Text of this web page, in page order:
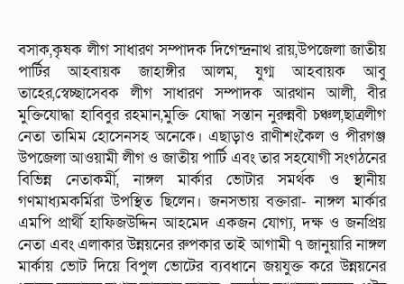
বসাক,কৃষক লীগ সাধারণ সম্পাদক দিগেন্দ্রনাথ রায়,উপজেলা জাতীয়
পার্টির আহবায়ক জাহাঙ্গীর আলম, যুগ্ম আহবায়ক আবু
তাহের,স্বেচ্ছাসেবক লীগ সাধারণ সম্পাদক আরথান আলী, বীর
মুক্তিযোদ্ধা হাবিবুর রহমান,মুক্তি যোদ্ধা সন্তান নুরুন্নবী চঞ্চল,ছাত্রলীগ
নেতা তামিম হোসেনসহ অনেকে। এছাড়াও রাণীশংকৈল ও পীরগঞ্জ
উপজেলা আওয়ামী লীগ ও জাতীয় পার্টি এবং তার সহযোগী সংগঠনের
বিভিন্ন নেতাকর্মী, নাঙ্গল মার্কার ভোটার সমর্থক ও স্থানীয়
গণমাধ্যমকর্মিরা উপস্থিত ছিলেন। জনসভায় বক্তারা- নাঙ্গল মার্কার
এমপি প্রার্থী হাফিজউদ্দিন আহমেদ একজন যোগ্য, দক্ষ ও জনপ্রিয়
নেতা এবং এলাকার উন্নয়নের রুপকার তাই আগামী ৭ জানুয়ারি নাঙ্গল
মার্কায় ভোট দিয়ে বিপুল ভোটের ব্যবধানে জয়যুক্ত করে উন্নয়নের